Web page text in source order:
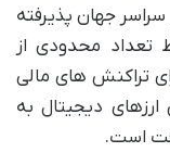
جهان پذیرفته
تعداد محدودی از
تراکنش های مالی
دیجیتال به
است.